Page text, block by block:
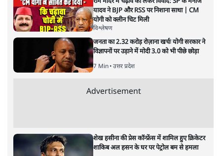
मुकेश कुमार
लेखक सत्यहिंदी के संपादक हैं।
मुकेश कुमारकी और स्टोरी पढ़ें